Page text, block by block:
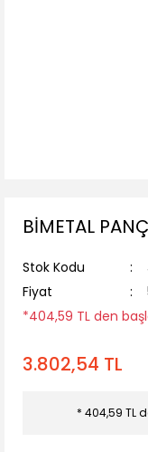
BİMETAL
Stok Kodu
Fiyat
*404,59 TL den
3.802,54 TL
* 404,59 TL